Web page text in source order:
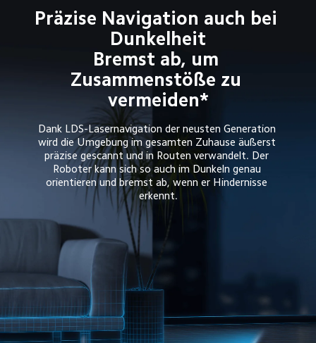
Präzise Navigation auch bei
Dunkelheit
Bremst ab, um
Zusammenstöße zu
Dank LDS-Lasernavigation der neusten Generation
wird die Umgebung im gesamten Zuhause äußerst
präzise gescannt und in Routen verwandelt. Der
Roboter kann sich so auch im Dunkeln genau
orientieren und bremst ab, wenn er Hindernisse
erkennt.